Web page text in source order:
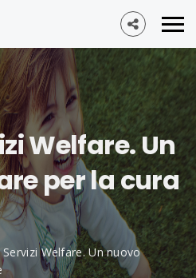
Welfare. Un
per la cura
Welfare. Un nuovo